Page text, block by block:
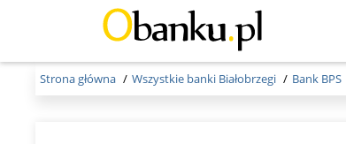
Strona główna Wszystkie banki Białobrzegi Bank BPS